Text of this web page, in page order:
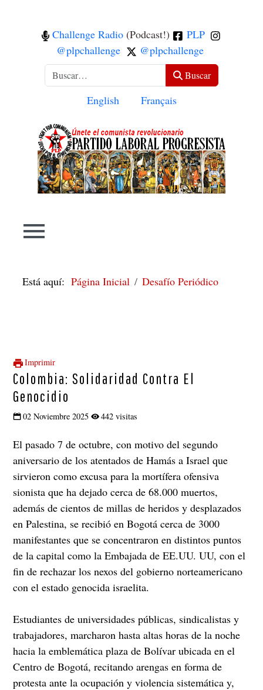
Challenge Radio (Podcast!)
PLP
@plpchallenge
@plpchallenge
Buscar Buscar
Seleccione su idioma
English Français
Está aquí:Página Inicial Desafío Periódico
Imprimir
Colombia: Solidaridad Contra El
Genocidio
02 Noviembre 2025 442 visitas
El pasado 7 de octubre, con motivo del segundo
aniversario de los atentados de Hamás a Israel que
sirvieron como excusa para la mortífera ofensiva
sionista que ha dejado cerca de 68.000 muertos,
además de cientos de millas de heridos y desplazados
en Palestina, se recibió en Bogotá cerca de 3000
manifestantes que se concentraron en distintos puntos
de la capital como la Embajada de EE.UU. UU, con el
fin de rechazar los nexos del gobierno norteamericano
con el estado genocida israelita.
Estudiantes de universidades públicas, sindicalistas y
trabajadores, marcharon hasta altas horas de la noche
hacia la emblemática plaza de Bolívar ubicada en el
Centro de Bogotá, recitando arengas en forma de
protesta ante la ocupación y violencia sistemática y,